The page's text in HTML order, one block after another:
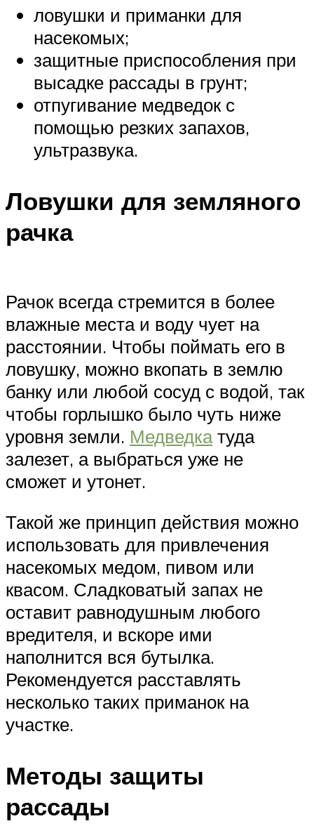
ловушки и приманки для
насекомых;
защитные приспособления при
высадке рассады в грунт;
отпугивание медведок с
помощью резких запахов,
ультразвука.
Ловушки для земляного
рачка
Рачок всегда стремится в более
влажные места и воду чует на
расстоянии. Чтобы поймать его в
ловушку, можно вкопать в землю
банку или любой сосуд с водой, так
чтобы горлышко было чуть ниже
уровня земли. Медведкатуда
залезет, а выбраться уже не
сможет и утонет.
Такой же принцип действия можно
использовать для привлечения
насекомых медом, пивом или
квасом. Сладковатый запах не
оставит равнодушным любого
вредителя, и вскоре ими
наполнится вся бутылка.
Рекомендуется расставлять
несколько таких приманок на
участке.
Методы защиты
рассады